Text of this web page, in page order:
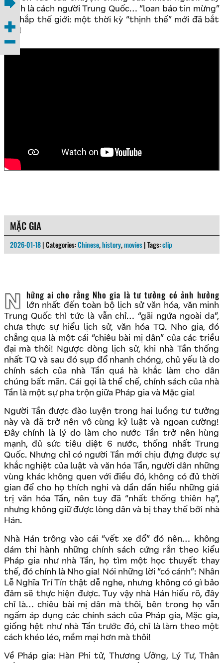
chính là cách người Trung Quốc… “loan báo tin mừng”
ra khắp thế giới: một thời kỳ “thịnh thế” mới đã bắt
đầu!
MẶC GIA
2026-01-18 | Categories:Chinese,history,movies | Tags:clip
Những ai cho rằng Nho gia là tư tưởng có ảnh hưởng
lớn nhất đến toàn bộ lịch sử văn hóa, văn minh
Trung Quốc thì tức là vẫn chỉ… “gãi ngứa ngoài da”,
chưa thực sự hiểu lịch sử, văn hóa TQ. Nho gia, đó
chẳng qua là một cái “chiêu bài mị dân” của các triều
đại mà thôi! Ngược dòng lịch sử, khi nhà Tần thống
nhất TQ và sau đó sụp đổ nhanh chóng, chủ yếu là do
chính sách của nhà Tần quá hà khắc làm cho dân
chúng bất mãn. Cái gọi là thể chế, chính sách của nhà
Tần là một sự pha trộn giữa Pháp gia và Mặc gia!
Người Tần được đào luyện trong hai luồng tư tưởng
này và đã trở nên vô cùng kỷ luật và ngoan cường!
Đây chính là lý do làm cho nước Tần trở nên hùng
mạnh, đủ sức tiêu diệt 6 nước, thống nhất Trung
Quốc. Nhưng chỉ có người Tần mới chịu đựng được sự
khắc nghiệt của luật và văn hóa Tần, người dân những
vùng khác không quen với điều đó, không có đủ thời
gian để cho họ thích nghi và dần dần hiểu những giá
trị văn hóa Tần, nên tuy đã “nhất thống thiên hạ”,
nhưng không giữ được lòng dân và bị thay thế bởi nhà
Hán.
Nhà Hán trông vào cái “vết xe đổ” đó nên… không
dám thi hành những chính sách cứng rắn theo kiểu
Pháp gia như nhà Tần, họ tìm một học thuyết thay
thế, đó chính là Nho gia! Nói những lời “có cánh”: Nhân
Lễ Nghĩa Trí Tín thật dễ nghe, nhưng không có gì bảo
đảm sẽ thực hiện được. Tuy vậy nhà Hán hiểu rõ, đây
chỉ là… chiêu bài mị dân mà thôi, bên trong họ vẫn
ngấm áp dụng các chính sách của Pháp gia, Mặc gia,
giống hệt như nhà Tần trước đó, chỉ là làm theo một
cách khéo léo, mềm mại hơn mà thôi!
Về Pháp gia: Hàn Phi tử, Thương Ưởng, Lý Tư, Thân